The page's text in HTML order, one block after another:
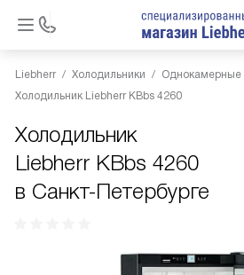
Liebherr Холодильники
Однокамерные
Холодильник Liebherr KBbs 4260
Холодильник
Liebherr KBbs 4260
в Санкт-Петербурге